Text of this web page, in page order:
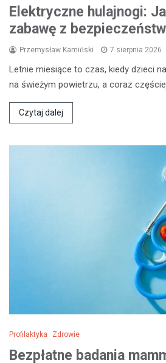
Elektryczne hulajnogi:
zabawę z
Przemysław Kamiński 7 sierpnia 2026
Letnie miesiące to czas, kiedy dzieci
na świeżym powietrzu, a coraz
Czytaj dalej
Profilaktyka Zdrowie
Bezpłatne badania